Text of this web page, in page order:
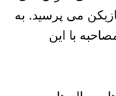
می پرسید. به
با این